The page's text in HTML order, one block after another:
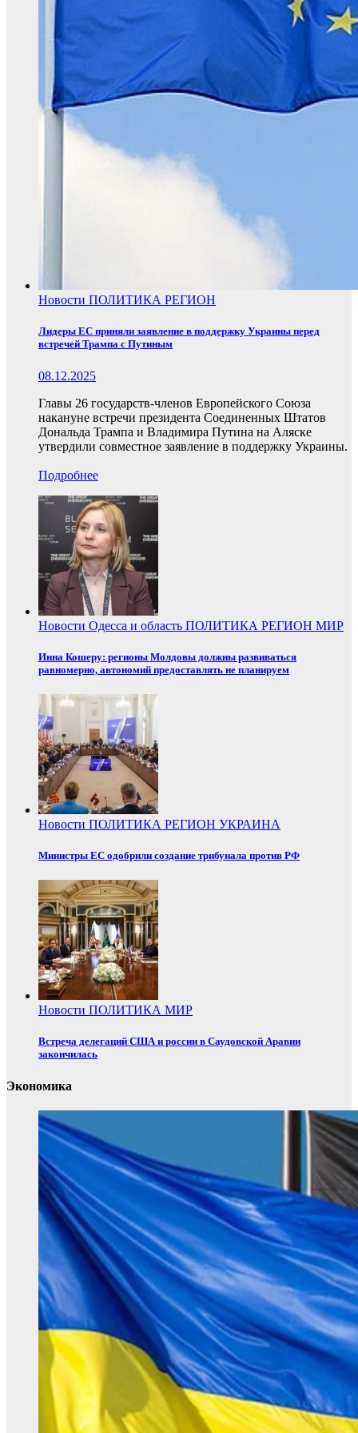
Новости ПОЛИТИКА РЕГИОН
Лидеры ЕС приняли заявление в поддержку Украины перед
встречей Трампа с Путиным
08.12.2025
Главы 26 государств-членов Европейского Союза
накануне встречи президента Соединенных Штатов
Дональда Трампа и Владимира Путина на Аляске
утвердили совместное заявление в поддержку Украины.
Подробнее
Новости Одесса и область ПОЛИТИКА РЕГИОН МИР
Инна Кошеру: регионы Молдовы должны развиваться
равномерно, автономий предоставлять не планируем
Новости ПОЛИТИКА РЕГИОН УКРАИНА
Министры ЕС одобрили создание трибунала против РФ
Новости ПОЛИТИКА МИР
Встреча делегаций США и россии в Саудовской Аравии
закончилась
Экономика